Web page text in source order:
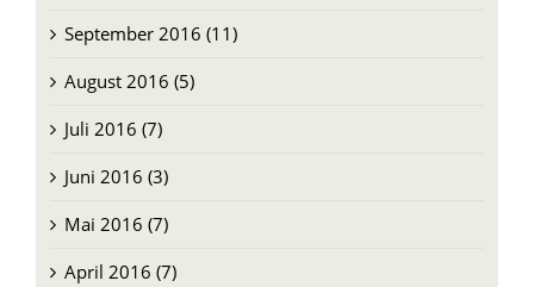
September 2016 (11)
August 2016 (5)
Juli 2016 (7)
Juni 2016 (3)
Mai 2016 (7)
April 2016 (7)